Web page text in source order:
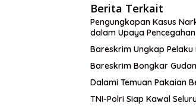
Berita Terkait
Pengungkapan Kasus
dalam Upaya Pencegahan
Bareskrim Ungkap Pelaku
Bareskrim Bongkar
Dalami Temuan Pakaian
TNI-Polri Siap Kawal